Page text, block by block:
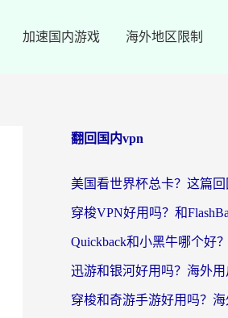
加速国内游戏 海外地区限制
翻回国内vpn